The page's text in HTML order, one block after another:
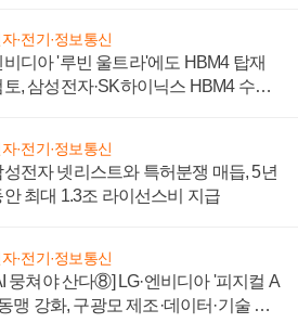
·전기·정보통신
비디아 '루빈 울트라'에도 HBM4 탑재
토, 삼성전자·SK하이닉스 HBM4 수율
·전기·정보통신
성전자 넷리스트와 특허분쟁 매듭, 5년
안 최대 1.3조 라이선스비 지급
·전기·정보통신
뭉쳐야 산다⑧] LG·엔비디아 '피지컬 A
맹 강화, 구광모 제조·데이터·기술 결